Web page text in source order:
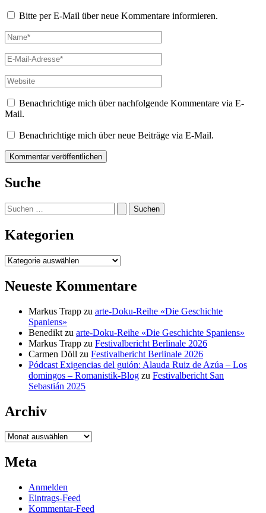
Bitte per E-Mail über neue Kommentare informieren.
Name*
E-
Mail-
Adresse*
Website
Benachrichtige mich über nachfolgende Kommentare via E-
Mail.
Benachrichtige mich über neue Beiträge via E-Mail.
Suche
Suchen
nach:
Kategorien
Kategorien
Neueste Kommentare
Markus Trapp zu arte-Doku-Reihe «Die Geschichte
Spaniens»
Benedikt zu arte-Doku-Reihe «Die Geschichte Spaniens»
Markus Trapp zu Festivalbericht Berlinale 2026
Carmen Döll zu Festivalbericht Berlinale 2026
Pódcast Exigencias del guión: Alauda Ruiz de Azúa – Los
domingos – Romanistik-Blog zu Festivalbericht San
Sebastián 2025
Archiv
Archiv
Meta
Anmelden
Eintrags-Feed
Kommentar-Feed